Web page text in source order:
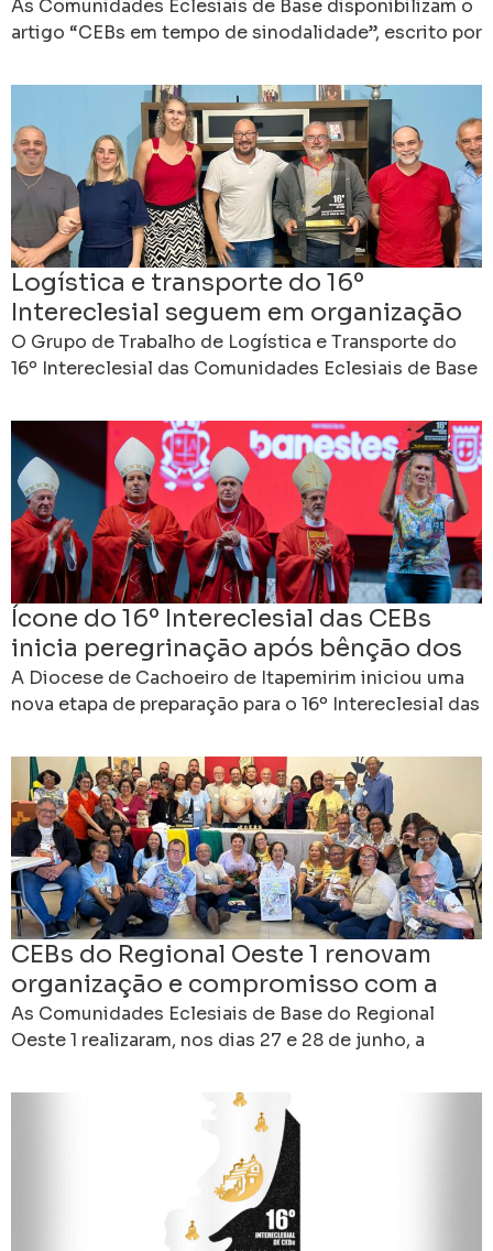
futuro da Igreja
As Comunidades Eclesiais de Base disponibilizam o
artigo “CEBs em tempo de sinodalidade”, escrito por
a contribuição
Logística e transporte do 16º
Intereclesial seguem em organização
em Cachoeiro
O Grupo de Trabalho de Logística e Transporte do
16º Intereclesial das Comunidades Eclesiais de Base
continuidade
Ícone do 16º Intereclesial das CEBs
inicia peregrinação após bênção dos
bispos em Cachoeiro
A Diocese de Cachoeiro de Itapemirim iniciou uma
nova etapa de preparação para o 16º Intereclesial das
CEBs do Regional Oeste 1 renovam
organização e compromisso com a
missão
As Comunidades Eclesiais de Base do Regional
Oeste 1 realizaram, nos dias 27 e 28 de junho, a